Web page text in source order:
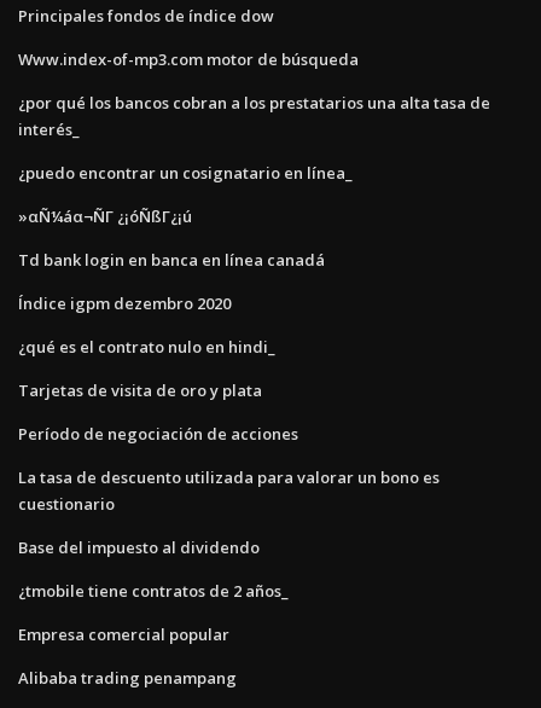
Principales fondos de índice dow
Www.index-of-mp3.com motor de búsqueda
¿por qué los bancos cobran a los prestatarios una alta tasa de
interés_
¿puedo encontrar un cosignatario en línea_
»αÑ¼áα¬ÑΓ ¿¡óÑßΓ¿¡ú
Td bank login en banca en línea canadá
Índice igpm dezembro 2020
¿qué es el contrato nulo en hindi_
Tarjetas de visita de oro y plata
Período de negociación de acciones
La tasa de descuento utilizada para valorar un bono es
cuestionario
Base del impuesto al dividendo
¿tmobile tiene contratos de 2 años_
Empresa comercial popular
Alibaba trading penampang